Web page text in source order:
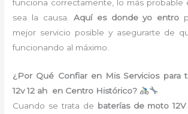
funciona correctamente, lo más probable
sea la causa. Aquí es donde yo entro
mejor servicio posible y asegurarte de
funcionando al máximo.
¿Por Qué Confiar en Mis Servicios
12v 12 ah en Centro Histórico?
Cuando se trata de baterías de moto